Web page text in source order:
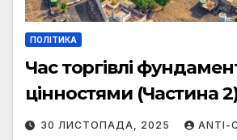
ПОЛІТИКА
Час торгівлі
цінностями (Частина
30 ЛИСТОПАДА, 2025 ANTI-